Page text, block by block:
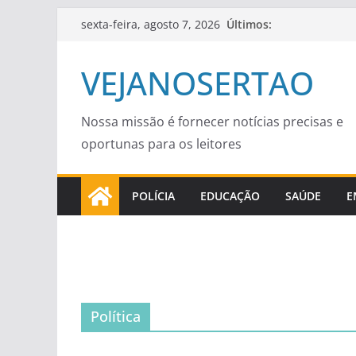
Pular
conteúdo
sexta-feira, agosto 7, 2026 Últimos:
VEJANOSERTAO
Nossa missão é fornecer notícias precisas e
oportunas para os leitores
POLÍCIA EDUCAÇÃO SAÚDE
Política